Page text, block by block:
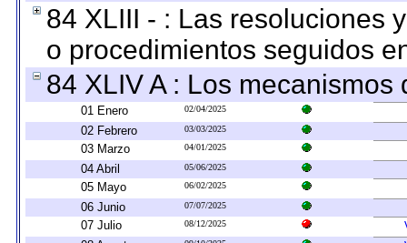
84 XLIII - : Las resoluciones
o procedimientos seguidos
84 XLIV A : Los
01 Enero 02/04/2025
02 Febrero 03/03/2025
03 Marzo 04/01/2025
04 Abril 05/06/2025
05 Mayo 06/02/2025
06 Junio 07/07/2025
07 Julio 08/12/2025